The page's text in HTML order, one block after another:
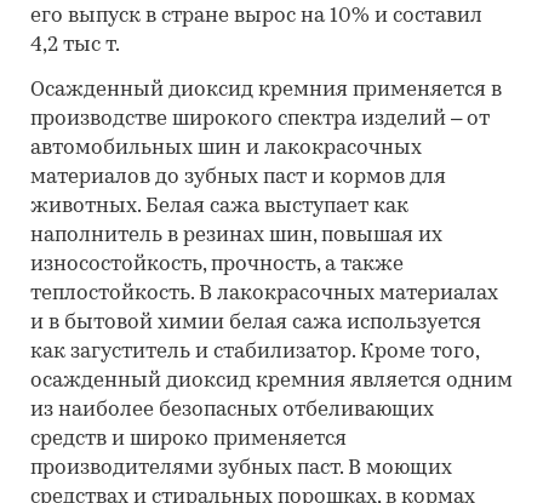
его выпуск в стране вырос на 10% и составил
4,2 тыс т.
Осажденный диоксид кремния применяется в
производстве широкого спектра изделий – от
автомобильных шин и лакокрасочных
материалов до зубных паст и кормов для
животных. Белая сажа выступает как
наполнитель в резинах шин, повышая их
износостойкость, прочность, а также
теплостойкость. В лакокрасочных материалах
и в бытовой химии белая сажа используется
как загуститель и стабилизатор. Кроме того,
осажденный диоксид кремния является одним
из наиболее безопасных отбеливающих
средств и широко применяется
производителями зубных паст. В моющих
средствах и стиральных порошках, в кормах